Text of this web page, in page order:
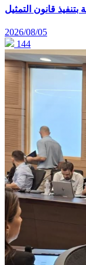
2026/08/05
144